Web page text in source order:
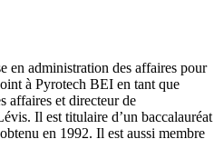
en administration des affaires pour
à Pyrotech BEI en tant que
affaires et directeur de
Il est titulaire d’un baccalauréat
en 1992. Il est aussi membre